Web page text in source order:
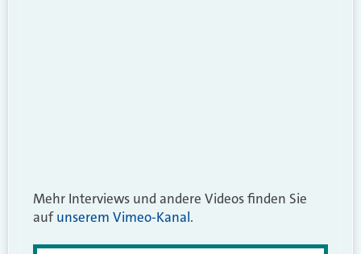
Mehr Interviews und andere Videos finden Sie
aufunserem Vimeo-Kanal.